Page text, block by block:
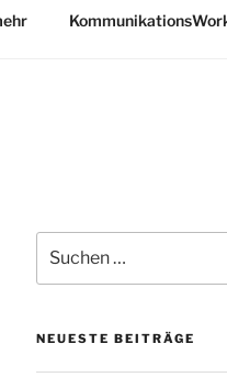
nach:
NEUESTE BEITRÄGE